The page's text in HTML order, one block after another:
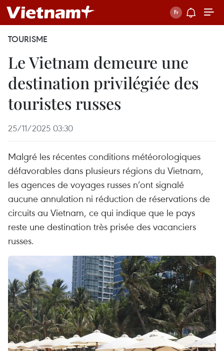
TOURISME
Le Vietnam demeure une
destination privilégiée des
touristes russes
25/11/2025 03:30
Malgré les récentes conditions météorologiques
défavorables dans plusieurs régions du Vietnam,
les agences de voyages russes n’ont signalé
aucune annulation ni réduction de réservations de
circuits au Vietnam, ce qui indique que le pays
reste une destination très prisée des vacanciers
russes.